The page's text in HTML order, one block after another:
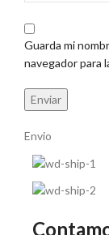
Guarda mi
navegador para
Envio